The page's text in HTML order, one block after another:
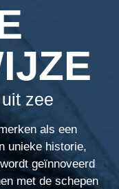
zee
als een
unieke historie,
geïnnoveerd
met de schepen